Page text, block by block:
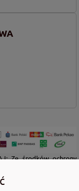
Ze środków ochrony
etykiecie i informacje
rodzaj zagrożenia